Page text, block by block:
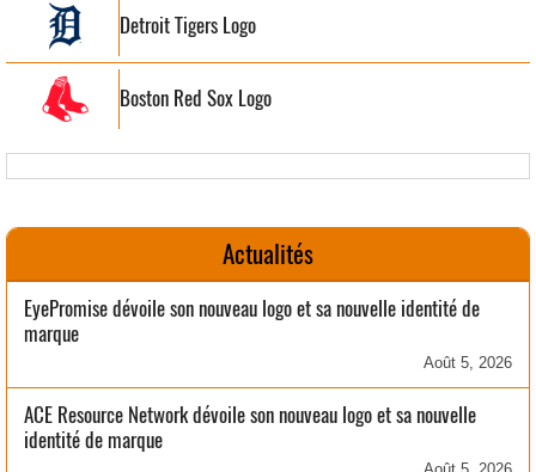
Detroit Tigers Logo
Boston Red Sox Logo
Actualités
EyePromise dévoile son nouveau logo et sa nouvelle identité de
marque
Août 5, 2026
ACE Resource Network dévoile son nouveau logo et sa nouvelle
identité de marque